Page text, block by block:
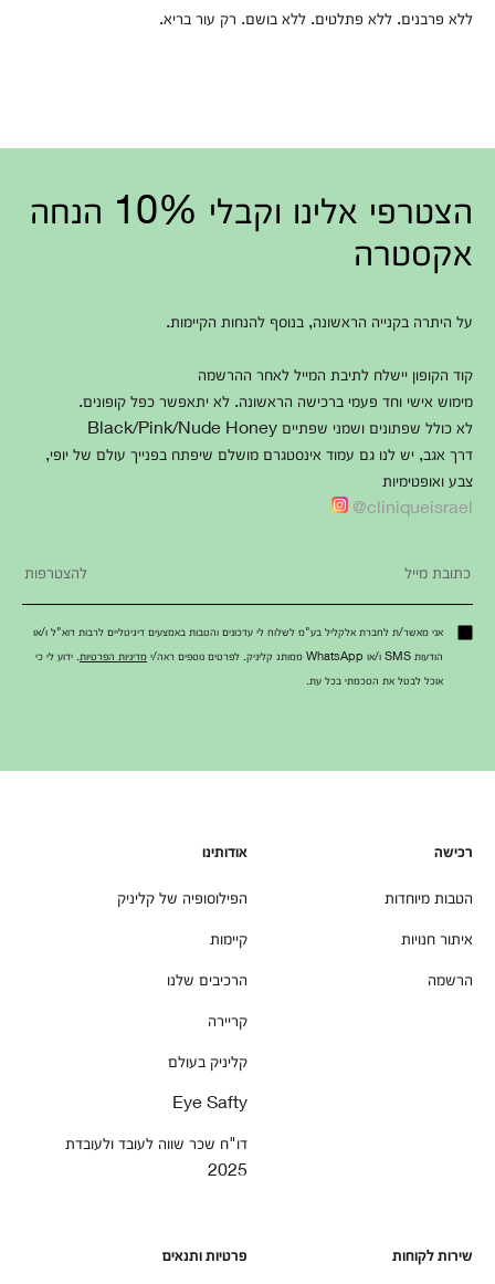
ללא פרבנים. ללא פתלטים. ללא בושם. רק עור בריא.
הצטרפי אלינו וקבלי 10% הנחה
אקסטרה
על היתרה בקנייה הראשונה, בנוסף להנחות הקיימות.
קוד הקופון יישלח לתיבת המייל לאחר ההרשמה
מימוש אישי וחד פעמי ברכישה הראשונה. לא יתאפשר כפל קופונים.
לא כולל שפתונים ושמני שפתיים Black/Pink/Nude Honey
דרך אגב, יש לנו גם עמוד אינסטגרם מושלם שיפתח בפנייך עולם של יופי,
צבע ואופטימיות
cliniqueisrael@
אני מאשר/ת לחברת אלקליל בע"מ לשלוח לי עדכונים והטבות באמצעים דיגיטליים לרבות דוא"ל ו/או
הודעות SMS ו/או WhatsApp ממותג קליניק. לפרטים נוספים ראה/י
מדיניות הפרטיות . ידוע לי כי
אוכל לבטל את הסכמתי בכל עת.
רכישה
הטבות מיוחדות
איתור חנויות
הרשמה
אודותינו
הפילוסופיה של קליניק
קיימות
הרכיבים שלנו
קריירה
קליניק בעולם
Eye Safty
דו"ח שכר שווה לעובד ולעובדת
2025
שירות לקוחות פרטיות ותנאים